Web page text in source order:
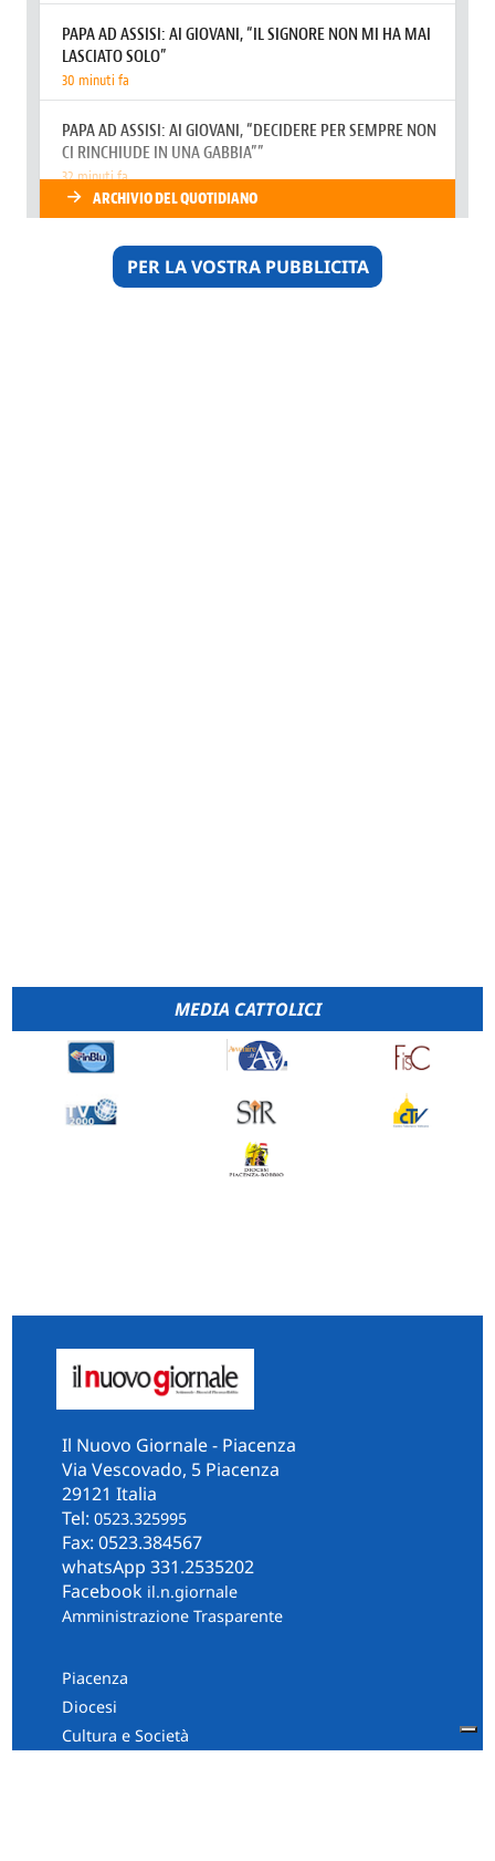
PER LA VOSTRA PUBBLICITA
MEDIA CATTOLICI
Il Nuovo Giornale - Piacenza
Via Vescovado, 5 Piacenza
29121 Italia
Tel: 0523.325995
Fax: 0523.384567
whatsApp 331.2535202
Facebook il.n.giornale
Amministrazione Trasparente
Piacenza
Diocesi
Cultura e Società